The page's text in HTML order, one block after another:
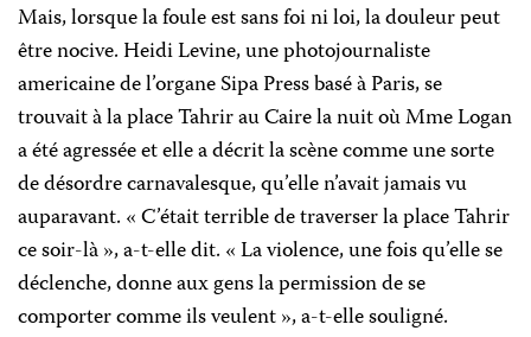
Mais, lorsque la foule est sans foi ni loi, la douleur peut
être nocive. Heidi Levine, une photojournaliste
americaine de l’organe Sipa Press basé à Paris, se
trouvait à la place Tahrir au Caire la nuit où Mme Logan
a été agressée et elle a décrit la scène comme une sorte
de désordre carnavalesque, qu’elle n’avait jamais vu
auparavant. « C’était terrible de traverser la placeTahrir
ce soir-là », a-t-elle dit. « La violence, une fois qu’elle se
déclenche, donne aux gens la permission de se
comporter comme ils veulent », a-t-elle souligné.